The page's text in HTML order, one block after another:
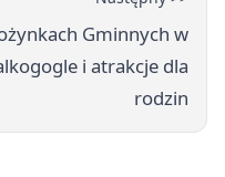
Gminnych w
i atrakcje dla
rodzin